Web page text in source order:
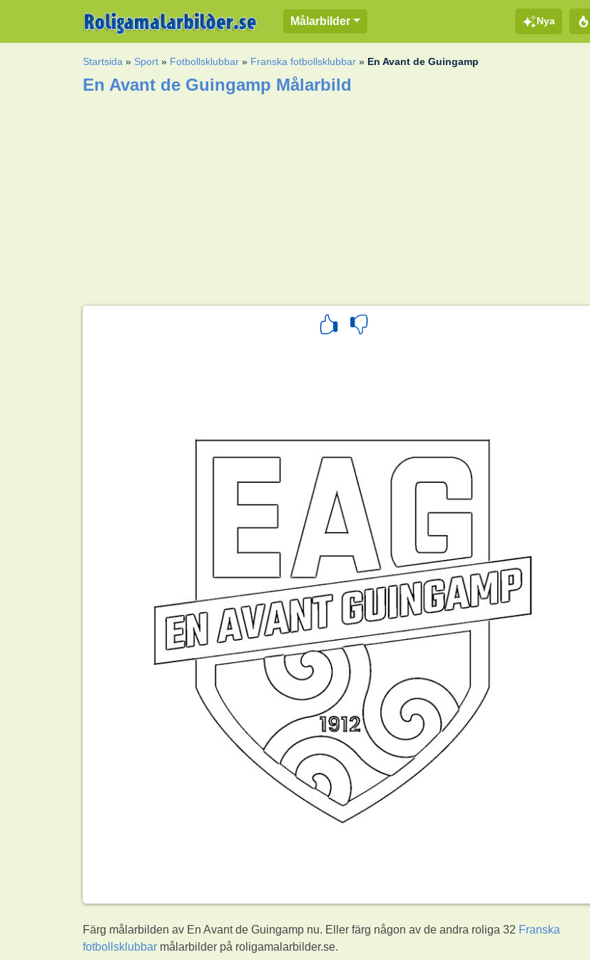
Målarbilder Nya
Startsida » Sport » Fotbollsklubbar » Franska fotbollsklubbar » En Avant de Guingamp
En Avant de Guingamp Målarbild
Färg målarbilden av En Avant de Guingamp nu. Eller färg någon av de andra roliga 32 Franska
fotbollsklubbar målarbilder på roligamalarbilder.se.